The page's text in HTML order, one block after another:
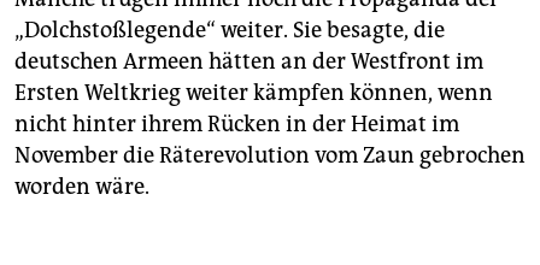
„Dolchstoßlegende“ weiter. Sie besagte, die
deutschen Armeen hätten an der Westfront im
Ersten Weltkrieg weiter kämpfen können, wenn
nicht hinter ihrem Rücken in der Heimat im
November die Räterevolution vom Zaun gebrochen
worden wäre.